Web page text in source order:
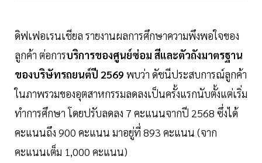
ดิฟเฟอเรนเชียล รายงานผลการศึกษาความพึงพอใจของ
ลูกค้า ต่อการบริการของศูนย์ซ่อม สีและตัวถังมาตรฐาน
ของบริษัทรถยนต์ปี 2569 พบว่า ดัชนีประสบการณ์ลูกค้า
ในภาพรวมของอุตสาหกรรมลดลงเป็นครั้งแรกนับตั้งแต่เริ่ม
ทำการศึกษา โดยปรับลดลง 7 คะแนนจากปี 2568 ซึ่งได้
คะแนนถึง 900 คะแนน มาอยู่ที่ 893 คะแนน (จาก
คะแนนเต็ม 1,000 คะแนน)